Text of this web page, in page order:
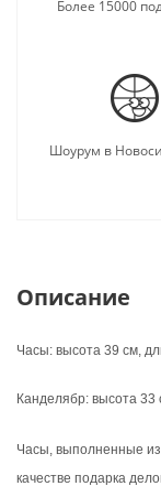
Более 15000
Шоурум в
Описание
Часы: высота 39 см,
Канделябр: высота
Часы, выполненные
качестве подарка